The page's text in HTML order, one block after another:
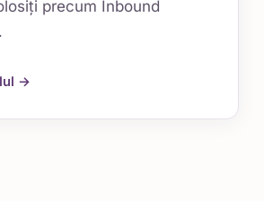
precum Inbound
→